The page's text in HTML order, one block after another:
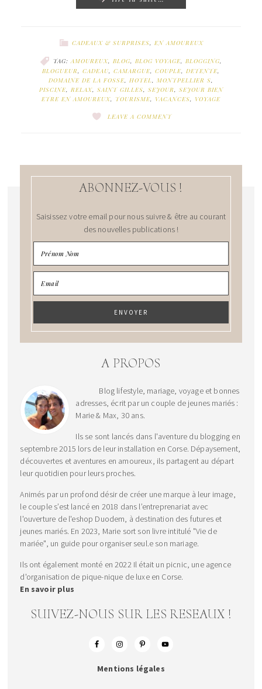
CADEAUX & SURPRISES, EN AMOUREUX
TAG:AMOUREUX, BLOG, BLOG VOYAGE, BLOGGING,
BLOGUEUR, CADEAU, CAMARGUE, COUPLE, DETENTE,
DOMAINE DE LA FOSSE, HOTEL, MONTPELLIER S,
PISCINE, RELAX, SAINT GILLES, SEJOUR, SEJOUR BIEN
ETRE EN AMOUREUX, TOURISME, VACANCES, VOYAGE
LEAVE A COMMENT
ABONNEZ-VOUS !
Saisissez votre email pour nous suivre & être au courant
des nouvelles publications !
A PROPOS
Blog lifestyle, mariage, voyage et bonnes
adresses, écrit par un couple de jeunes mariés :
Marie & Max, 30 ans.
Ils se sont lancés dans l'aventure du blogging en
septembre 2015 lors de leur installation en Corse. Dépaysement,
découvertes et aventures en amoureux, ils partagent au départ
leur quotidien pour leurs proches.
Animés par un profond désir de créer une marque à leur image,
le couple s’est lancé en 2018 dans l’entreprenariat avec
l'ouverture de l'eshop Duodem, à destination des futures et
jeunes mariés. En 2023, Marie sort son livre intitulé "Vie de
mariée", un guide pour organiser seul.e son mariage.
Ils ont également monté en 2022 Il était un picnic, une agence
d'organisation de pique-nique de luxe en Corse.
En savoir plus
SUIVEZ-NOUS SUR LES RESEAUX !
Mentions légales